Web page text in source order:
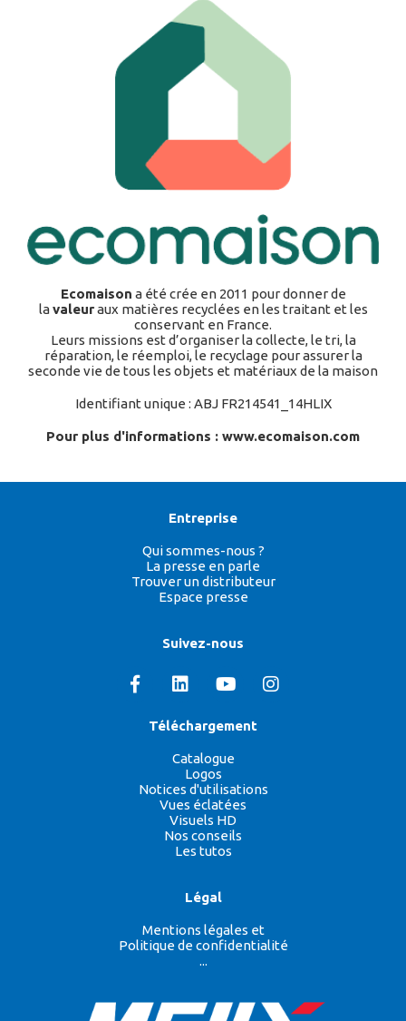
Ecomaison a été crée en 2011 pour donner de
lavaleuraux matières recyclées en les traitant et les
conservant en France.
Leurs missions est d’organiser la collecte, le tri, la
réparation, le réemploi, le recyclage pour assurer la
seconde vie de tous les objets et matériaux de la maison
Identifiant unique : ABJ FR214541_14HLIX
Pour plus d'informations : www.ecomaison.com
Entreprise
Qui sommes-nous ?
La presse en parle
Trouver un distributeur
Espace presse
Suivez-nous
Téléchargement
Catalogue
Logos
Notices d'utilisations
Vues éclatées
Visuels HD
Nos conseils
Les tutos
Légal
Mentions légales et
Politique de confidentialité
...